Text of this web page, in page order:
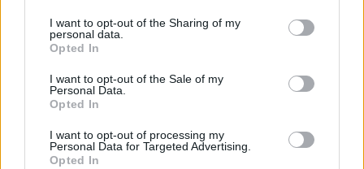
I want to opt-out of the Sharing of my
personal data.
Opted In
I want to opt-out of the Sale of my
Personal Data.
Opted In
I want to opt-out of processing my
Personal Data for Targeted Advertising.
Opted In